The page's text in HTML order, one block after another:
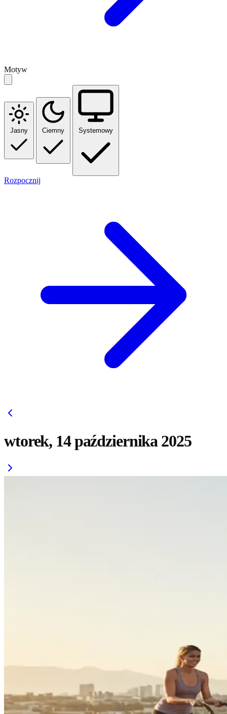
Motyw
Jasny Ciemny Systemowy
Rozpocznij
wtorek, 14 października 2025